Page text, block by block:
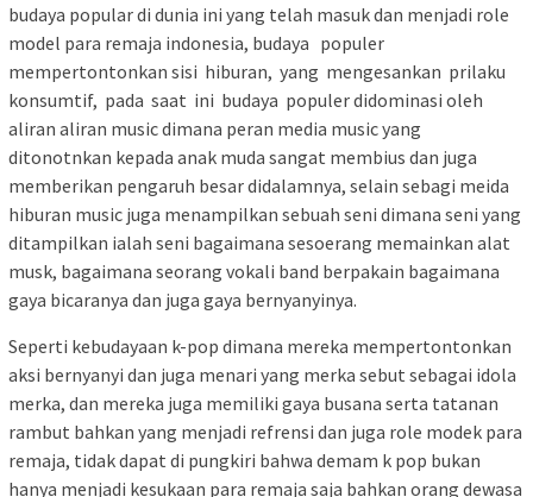
budaya popular di dunia ini yang telah masuk dan menjadi role
model para remaja indonesia, budaya populer
mempertontonkan sisi hiburan, yang mengesankan prilaku
konsumtif, pada saat ini budaya populer didominasi oleh
aliran aliran music dimana peran media music yang
ditonotnkan kepada anak muda sangat membius dan juga
memberikan pengaruh besar didalamnya, selain sebagi meida
hiburan music juga menampilkan sebuah seni dimana seni yang
ditampilkan ialah seni bagaimana sesoerang memainkan alat
musk, bagaimana seorang vokali band berpakain bagaimana
gaya bicaranya dan juga gaya bernyanyinya.
Seperti kebudayaan k-pop dimana mereka mempertontonkan
aksi bernyanyi dan juga menari yang merka sebut sebagai idola
merka, dan mereka juga memiliki gaya busana serta tatanan
rambut bahkan yang menjadi refrensi dan juga role modek para
remaja, tidak dapat di pungkiri bahwa demam k pop bukan
hanya menjadi kesukaan para remaja saja bahkan orang dewasa